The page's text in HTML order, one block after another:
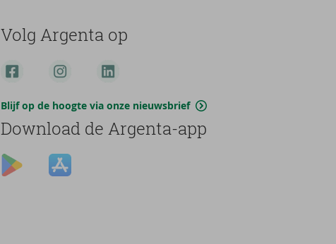
Volg Argenta op
Blijf op de hoogte via onze nieuwsbrief
Download de Argenta-app